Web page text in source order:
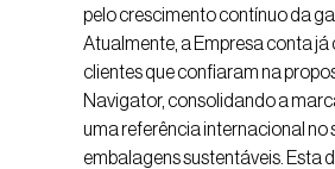
pelo crescimento contínuo da
Atualmente, a Empresa conta
clientes que confiaram na
Navigator, consolidando a
uma referência internacional no
embalagens sustentáveis. Esta